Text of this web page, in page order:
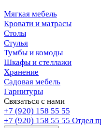
Мягкая мебель
Кровати и матрасы
Столы
Стулья
Тумбы и комоды
Шкафы и стеллажи
Хранение
Садовая мебель
Гарнитуры
Связаться с нами
+7 (920) 158 55 55
+7 (920) 158 55 55 Отдел